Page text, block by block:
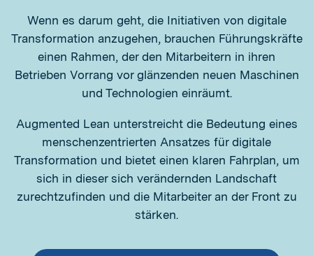
Wenn es darum geht, die Initiativen von digitale
Transformation anzugehen, brauchen Führungskräfte
einen Rahmen, der den Mitarbeitern in ihren
Betrieben Vorrang vor glänzenden neuen Maschinen
und Technologien einräumt.
Augmented Lean unterstreicht die Bedeutung eines
menschenzentrierten Ansatzes für digitale
Transformation und bietet einen klaren Fahrplan, um
sich in dieser sich verändernden Landschaft
zurechtzufinden und die Mitarbeiter an der Front zu
stärken.